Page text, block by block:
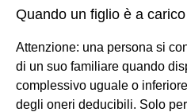
Quando un figlio è a
Attenzione: una persona si
di un suo familiare quando
complessivo uguale o
degli oneri deducibili. Solo